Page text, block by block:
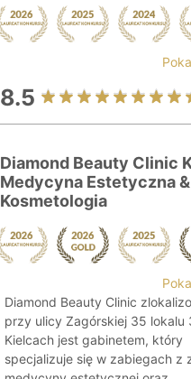
8.5
Diamond Beauty Clinic
Medycyna Estetyczna &
Kosmetologia
Diamond Beauty Clinic
przy ulicy Zagórskiej 35 lokalu
Kielcach jest gabinetem, który
specjalizuje się w zabiegach z